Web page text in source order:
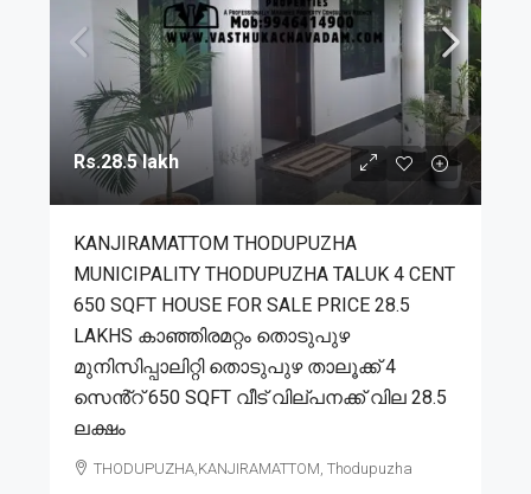
Rs.28.5 lakh
KANJIRAMATTOM THODUPUZHA
MUNICIPALITY THODUPUZHA TALUK 4 CENT
650 SQFT HOUSE FOR SALE PRICE 28.5
LAKHS കാഞ്ഞിരമറ്റം തൊടുപുഴ
മുനിസിപ്പാലിറ്റി തൊടുപുഴ താലൂക്ക് 4
സെൻ്റ് 650 SQFT വീട് വില്പനക്ക് വില 28.5
ലക്ഷം
THODUPUZHA,KANJIRAMATTOM, Thodupuzha